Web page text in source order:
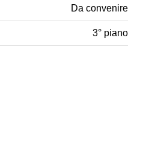
Da convenire
3° piano